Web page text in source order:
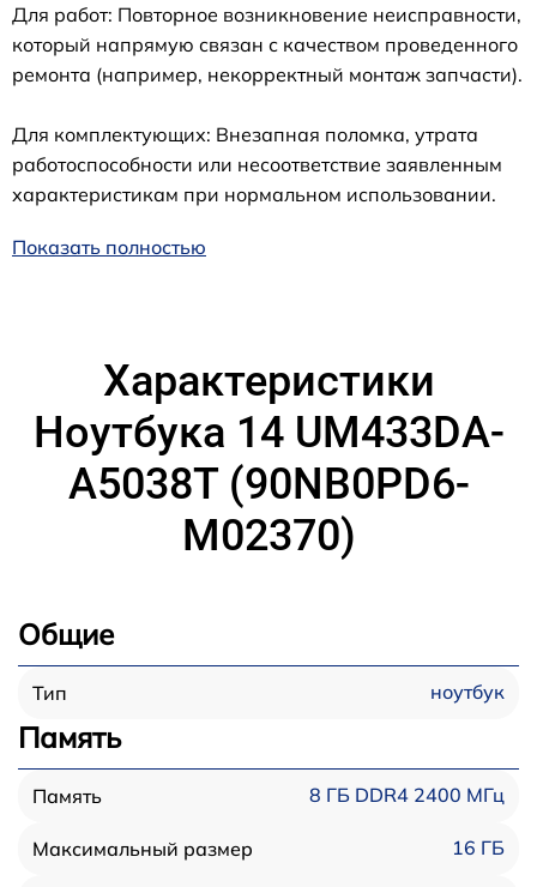
Для работ: Повторное возникновение неисправности,
который напрямую связан с качеством проведенного
ремонта (например, некорректный монтаж запчасти).
Для комплектующих: Внезапная поломка, утрата
работоспособности или несоответствие заявленным
характеристикам при нормальном использовании.
Показать полностью
Характеристики
Ноутбука 14 UM433DA-
A5038T (90NB0PD6-
M02370)
Общие
Тип ноутбук
Память
Память 8 ГБ DDR4 2400 МГц
Максимальный размер 16 ГБ